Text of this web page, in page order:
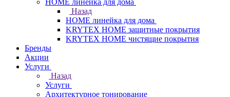
HOME линейка для дома
Назад
HOME линейка для дома
KRYTEX HOME защитные покрытия
KRYTEX HOME чистящие покрытия
Бренды
Акции
Услуги
Назад
Услуги
Архитектурное тонирование